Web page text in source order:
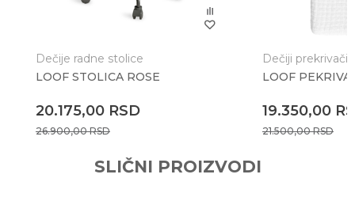
Dečije radne stolice
LOOF STOLICA ROSE
20.175,00 RSD
26.900,00RSD
Dečiji prekrivači
LOOF
19.350,00
21.500,00RSD
SLIČNI PROIZVODI